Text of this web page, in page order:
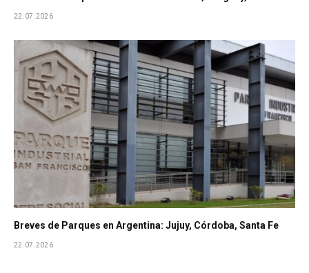
22.07.2026
Breves de Parques en Argentina: Jujuy, Córdoba, Santa Fe
22.07.2026